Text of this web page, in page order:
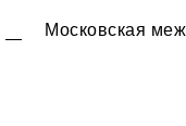
Московская